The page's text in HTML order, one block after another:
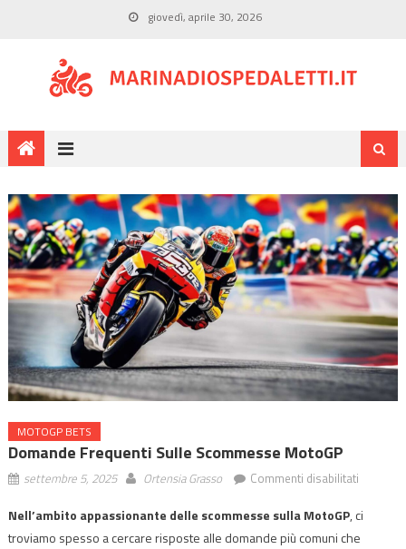
giovedì, aprile 30, 2026
MOTOGP BETS
Domande Frequenti Sulle Scommesse MotoGP
settembre 5, 2025 Ortensia Grasso Commenti disabilitatisu
Frequenti
sulle
Nell’ambito appassionante delle scommesse sulla MotoGP, ci
troviamo spesso a cercare risposte alle domande più comuni che